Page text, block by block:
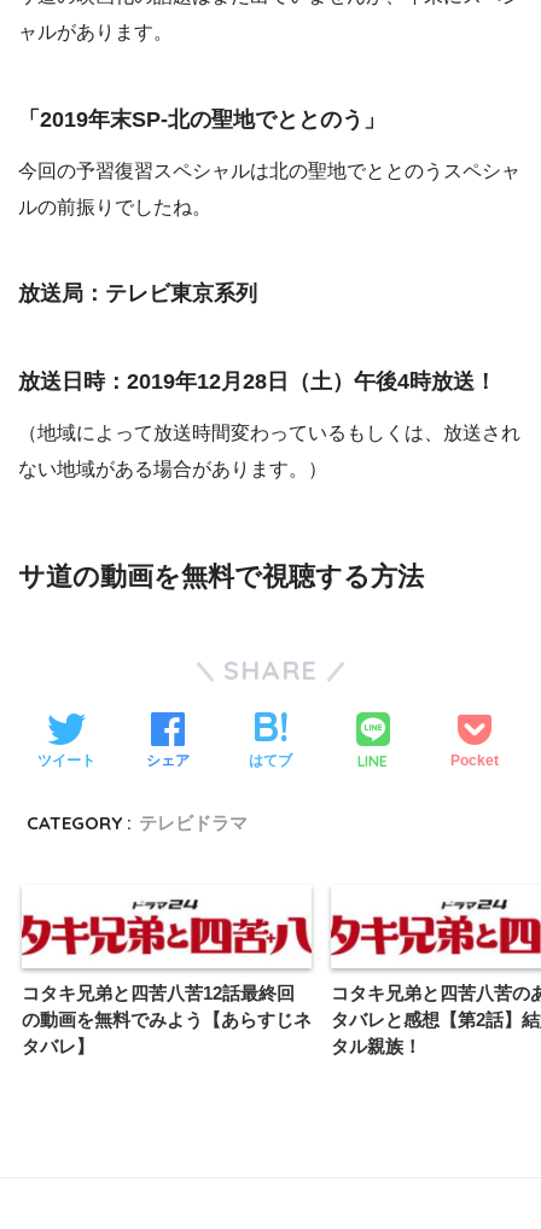
ャルがあります。
「2019年末SP-北の聖地でととのう」
今回の予習復習スペシャルは北の聖地でととのうスペシャ
ルの前振りでしたね。
放送局：テレビ東京系列
放送日時：2019年12月28日（土）午後4時放送！
（地域によって放送時間変わっているもしくは、放送され
ない地域がある場合があります。）
サ道の動画を無料で視聴する方法
SHARE
ツイート シェア はてブ LINE Pocket
CATEGORY : テレビドラマ
コタキ兄弟と四苦八苦12話最終回
の動画を無料でみよう【あらすじネ
タバレ】
コタキ兄弟と四苦八苦の
タバレと感想【第2話】
タル親族！